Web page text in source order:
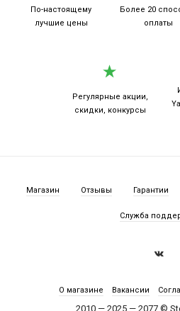
По-настоящему
лучшие цены
Более 20
оплаты
Регулярные акции,
скидки, конкурсы
Магазин Отзывы Гарантии
Служба
2010 — 2025 — 2077 ©
О магазине Вакансии